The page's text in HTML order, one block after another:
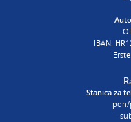
IBAN:
Stanica za
pon/